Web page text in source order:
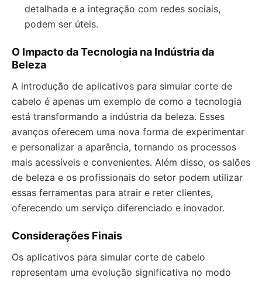
detalhada e a integração com redes sociais,
podem ser úteis.
O Impacto da Tecnologia na Indústria da
Beleza
A introdução de aplicativos para simular corte de
cabelo é apenas um exemplo de como a tecnologia
está transformando a indústria da beleza. Esses
avanços oferecem uma nova forma de experimentar
e personalizar a aparência, tornando os processos
mais acessíveis e convenientes. Além disso, os salões
de beleza e os profissionais do setor podem utilizar
essas ferramentas para atrair e reter clientes,
oferecendo um serviço diferenciado e inovador.
Considerações Finais
Os aplicativos para simular corte de cabelo
representam uma evolução significativa no modo